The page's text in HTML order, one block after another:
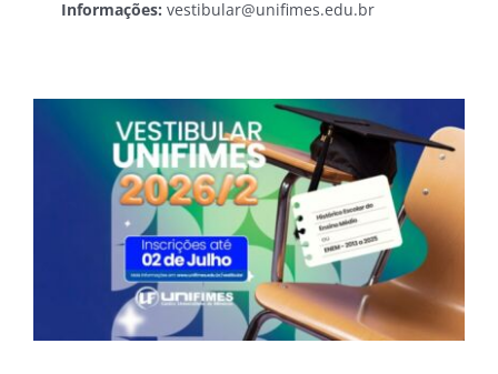
Informações: vestibular@unifimes.edu.br